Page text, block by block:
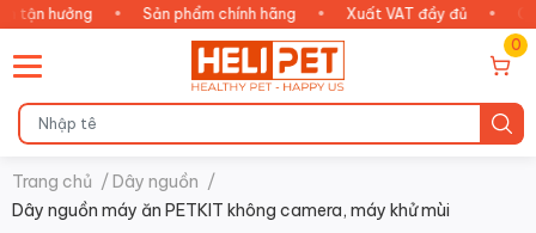
hưởng • Sản phẩm chính hãng • Xuất VAT đầy đủ •
0
Trang chủ /Dây nguồn /
Dây nguồn máy ăn PETKIT không camera, máy khử mùi